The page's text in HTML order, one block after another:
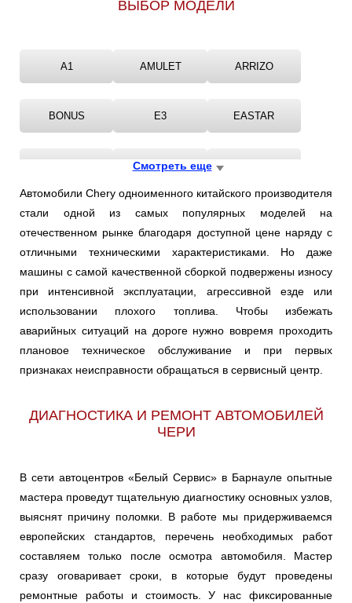
ВЫБОР МОДЕЛИ
A1 AMULET ARRIZO
BONUS E3 EASTAR
IndiS
QQ QQ6 TIGGO
Смотреть еще
Автомобили Chery одноименного китайского производителя
стали одной из самых популярных моделей на
отечественном рынке благодаря доступной цене наряду с
отличными техническими характеристиками. Но даже
машины с самой качественной сборкой подвержены износу
при интенсивной эксплуатации, агрессивной езде или
использовании плохого топлива. Чтобы избежать
аварийных ситуаций на дороге нужно вовремя проходить
плановое техническое обслуживание и при первых
признаках неисправности обращаться в сервисный центр.
ДИАГНОСТИКА И РЕМОНТ АВТОМОБИЛЕЙ
ЧЕРИ
В сети автоцентров «Белый Сервис» в Барнауле опытные
мастера проведут тщательную диагностику основных узлов,
выяснят причину поломки. В работе мы придерживаемся
европейских стандартов, перечень необходимых работ
составляем только после осмотра автомобиля. Мастер
сразу оговаривает сроки, в которые будут проведены
ремонтные работы и стоимость. У нас фиксированные